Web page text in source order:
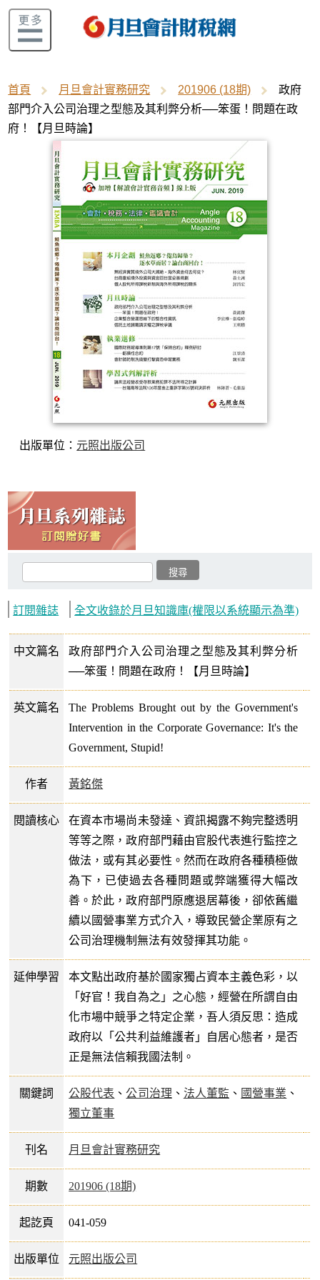
首頁 月旦會計實務研究 201906 (18期)
政府
部門介入公司治理之型態及其利弊分析──笨蛋！問題在政
府！【月旦時論】
出版單位： 元照出版公司
訂閱雜誌 全文收錄於月旦知識庫(權限以系統顯示為準)
中文篇名
政府部門介入公司治理之型態及其利弊分析
──笨蛋！問題在政府！【月旦時論】
英文篇名
The Problems Brought out by the Government's
Intervention in the Corporate Governance: It's the
Government, Stupid!
作者 黃銘傑
閱讀核心
在資本市場尚未發達、資訊揭露不夠完整透明
等等之際，政府部門藉由官股代表進行監控之
做法，或有其必要性。然而在政府各種積極做
為下，已使過去各種問題或弊端獲得大幅改
善。於此，政府部門原應退居幕後，卻依舊繼
續以國營事業方式介入，導致民營企業原有之
公司治理機制無法有效發揮其功能。
延伸學習
本文點出政府基於國家獨占資本主義色彩，以
「好官！我自為之」之心態，經營在所謂自由
化市場中競爭之特定企業，吾人須反思：造成
政府以「公共利益維護者」自居心態者，是否
正是無法信賴我國法制。
關鍵詞 公股代表 、公司治理 、 法人董監 、 國營事業 、
獨立董事
刊名 月旦會計實務研究
期數 201906 (18期)
起訖頁 041-059
出版單位 元照出版公司